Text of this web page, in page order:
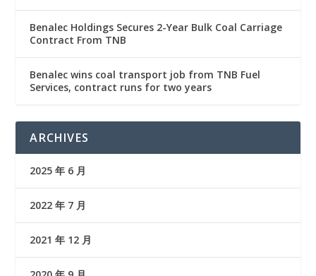
Benalec Holdings Secures 2-Year Bulk Coal Carriage
Contract From TNB
Benalec wins coal transport job from TNB Fuel
Services, contract runs for two years
ARCHIVES
2025 年 6 月
2022 年 7 月
2021 年 12 月